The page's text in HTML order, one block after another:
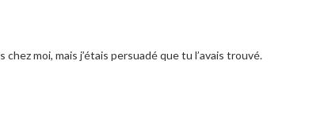
moi, mais j’étais persuadé que tu l’avais trouvé.